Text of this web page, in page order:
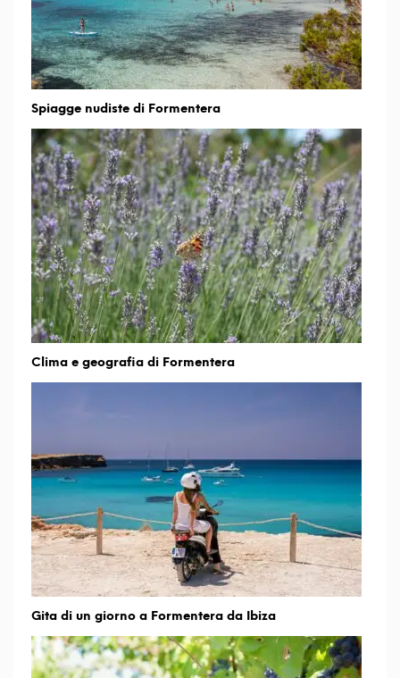
Spiagge nudiste di Formentera
Clima e geografia di Formentera
Gita di un giorno a Formentera da Ibiza